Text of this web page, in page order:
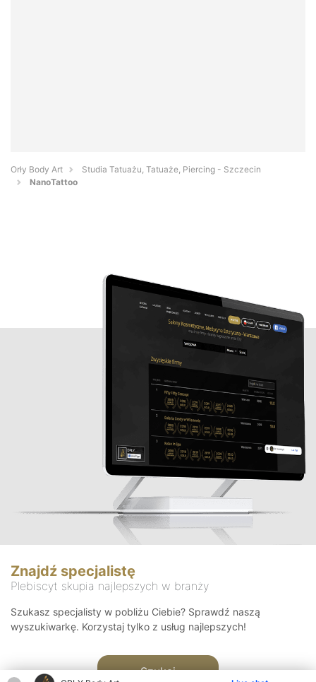
Orły Body Art
Studia Tatuażu, Tatuaże, Piercing - Szczecin
NanoTattoo
Znajdź specjalistę
Plebiscyt skupia najlepszych w branży
Szukasz specjalisty w pobliżu Ciebie? Sprawdź naszą
wyszukiwarkę. Korzystaj tylko z usług najlepszych!
Szukaj